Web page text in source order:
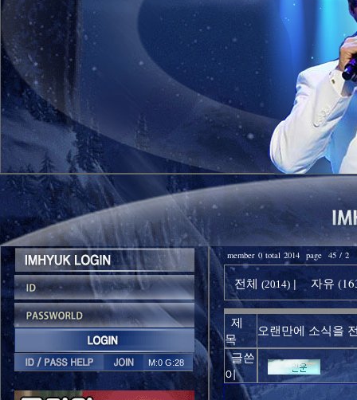
M:0 G:28
member 0 total 2014 page 45 / 2
전체 (2014) | 자유
제
목
오랜만에 소식을
글쓴
이